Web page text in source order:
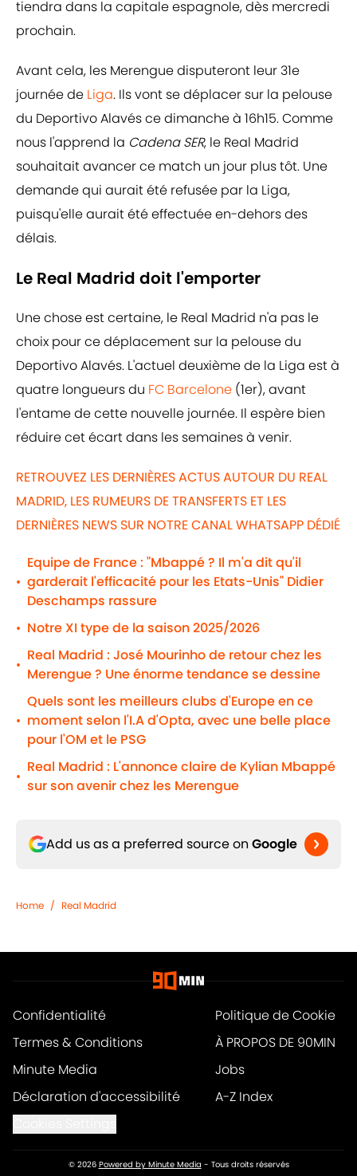
tiendra dans la capitale espagnole, dès mercredi
prochain.
Avant cela, les Merengue disputeront leur 31e
journée de Liga. Ils vont se déplacer sur la pelouse
du Deportivo Alavés ce dimanche à 16h15. Comme
nous l'apprend la Cadena SER, le Real Madrid
souhaitait avancer ce match un jour plus tôt. Une
demande qui aurait été refusée par la Liga,
puisqu'elle aurait été effectuée en-dehors des
délais.
Le Real Madrid doit l'emporter
Une chose est certaine, le Real Madrid n'a pas le
choix pour ce déplacement sur la pelouse du
Deportivo Alavés. L'actuel deuxième de la Liga est à
quatre longueurs du FC Barcelone (1er), avant
l'entame de cette nouvelle journée. Il espère bien
réduire cet écart dans les semaines à venir.
RETROUVEZ LES DERNIÈRES ACTUS AUTOUR DU REAL
MADRID, LES RUMEURS DE TRANSFERTS ET LES
DERNIÈRES NEWS SUR NOTRE CANAL WHATSAPP DÉDIÉ
•
Equipe de France : "Mbappé ? Il m'a dit qu'il
garderait l'efficacité pour les Etats-Unis" Didier
Deschamps rassure
• Notre XI type de la saison 2025/2026
•
Real Madrid : José Mourinho de retour chez les
Merengue ? Une énorme tendance se dessine
•
Quels sont les meilleurs clubs d'Europe en ce
moment selon l'I.A d'Opta, avec une belle place
pour l'OM et le PSG
•
Real Madrid : L'annonce claire de Kylian Mbappé
sur son avenir chez les Merengue
Add us as a preferred source on Google
Home / Real Madrid
Confidentialité
Politique de Cookie
Termes & Conditions
À PROPOS DE 90MIN
Minute Media
Jobs
Déclaration d'accessibilité
A-Z Index
© 2026 Powered by Minute Media - Tous droits réservés